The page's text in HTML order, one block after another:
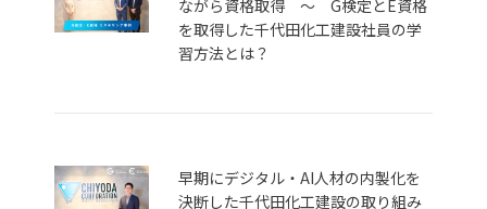
ながら資格取得 ～ G検定とE資格
を取得した千代田化工建設社員の学
習方法とは？
早期にデジタル・AI人材の内製化を
決断した千代田化工建設の取り組み